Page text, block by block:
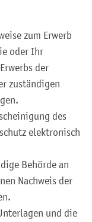
zum Erwerb
oder Ihr
der
zuständigen
des
elektronisch
Behörde an
Nachweis der
und die